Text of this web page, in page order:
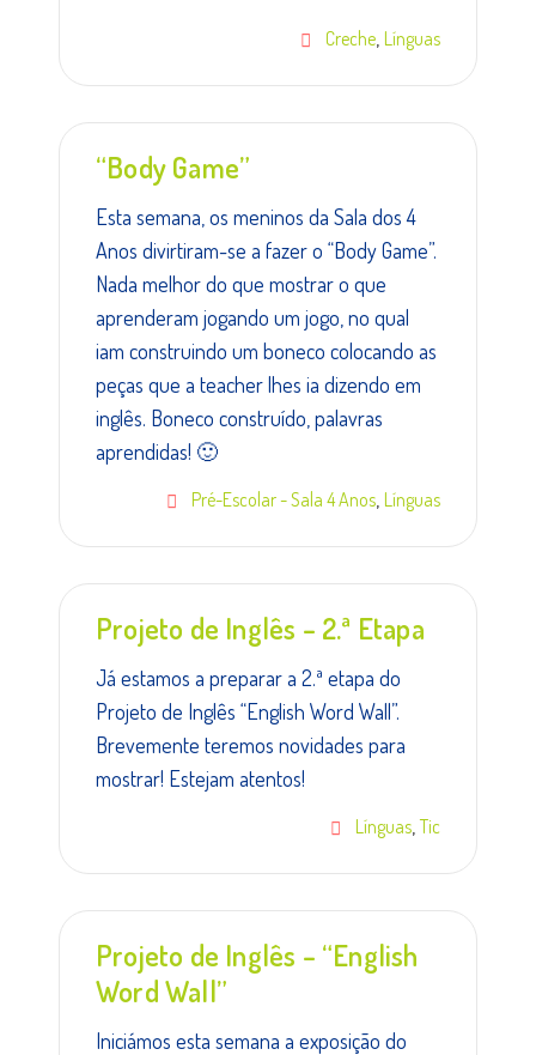
Creche Línguas
“Body Game”
Esta semana, os meninos da Sala dos 4
Anos divirtiram-se a fazer o “Body Game”.
Nada melhor do que mostrar o que
aprenderam jogando um jogo, no qual
iam construindo um boneco colocando as
peças que a teacher lhes ia dizendo em
inglês. Boneco construído, palavras
aprendidas! 🙂
Pré-Escolar - Sala 4 Anos Línguas
Projeto de Inglês – 2.ª Etapa
Já estamos a preparar a 2.ª etapa do
Projeto de Inglês “English Word Wall”.
Brevemente teremos novidades para
mostrar! Estejam atentos!
Línguas ,Tic
Projeto de Inglês – “English
Word Wall”
Iniciámos esta semana a exposição do